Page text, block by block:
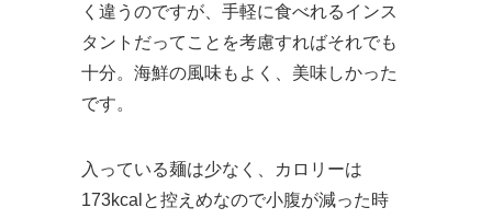
く違うのですが、手軽に食べれるインス
タントだってことを考慮すればそれでも
十分。海鮮の風味もよく、美味しかった
です。
入っている麺は少なく、カロリーは
173kcalと控えめなので小腹が減った時